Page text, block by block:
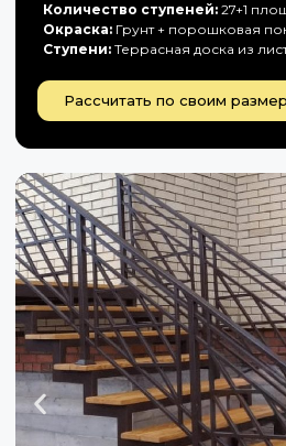
Количество ступеней: 27+1
Окраска: Грунт + порошковая
Ступени: Террасная доска из
Рассчитать по своим